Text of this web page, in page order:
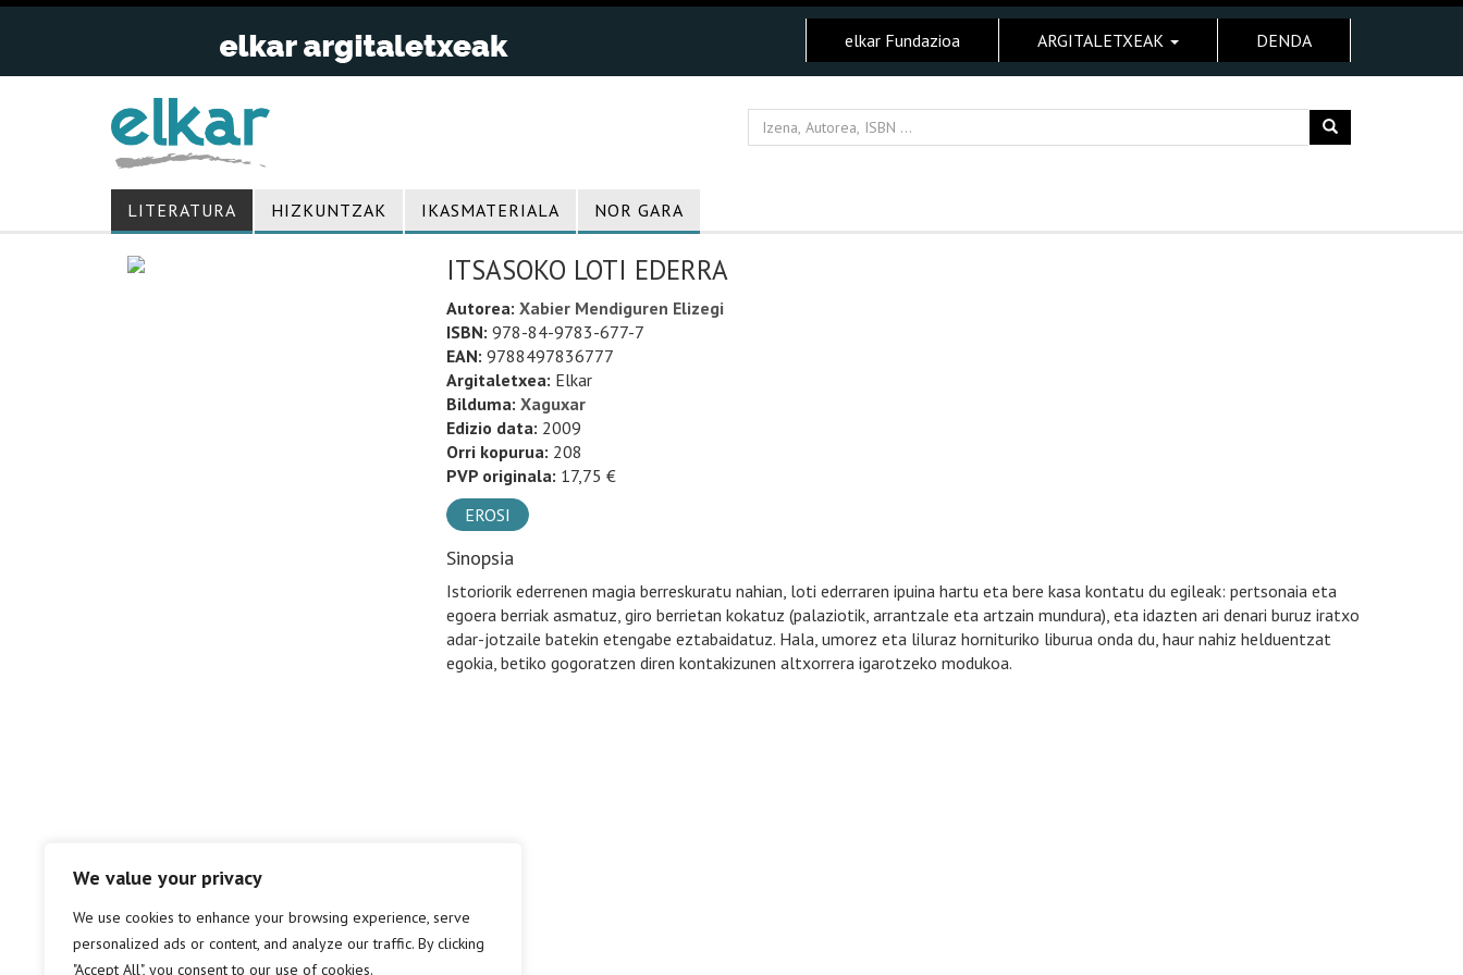
We value your privacy
We use cookies to enhance your browsing experience, serve
personalized ads or content, and analyze our traffic. By clicking
"Accept All", you consent to our use of cookies.
elkar Fundazioa ARGITALETXEAK DENDA
LITERATURA HIZKUNTZAK IKASMATERIALA NOR GARA
ITSASOKO LOTI EDERRA
Autorea: Xabier Mendiguren Elizegi
ISBN: 978-84-9783-677-7
EAN: 9788497836777
Argitaletxea: Elkar
Bilduma: Xaguxar
Edizio data: 2009
Orri kopurua: 208
PVP originala: 17,75 €
EROSI
Sinopsia
Istoriorik ederrenen magia berreskuratu nahian, loti ederraren ipuina hartu eta bere kasa kontatu du egileak: pertsonaia eta
egoera berriak asmatuz, giro berrietan kokatuz (palaziotik, arrantzale eta artzain mundura), eta idazten ari denari buruz iratxo
adar-jotzaile batekin etengabe eztabaidatuz. Hala, umorez eta liluraz hornituriko liburua onda du, haur nahiz helduentzat
egokia, betiko gogoratzen diren kontakizunen altxorrera igarotzeko modukoa.